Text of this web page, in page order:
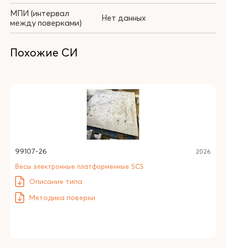
МПИ (интервал
между поверками)
Нет данных
Похожие СИ
99107-26 2026
Весы электронные платформенные SCS
Описание типа
Методика поверки